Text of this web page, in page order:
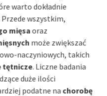
warto dokładnie
wszystkim,
mięsa oraz
może zwiększać
naczyniowych, takich
tętnicze. Liczne badania
duże ilości
podatne na chorobę